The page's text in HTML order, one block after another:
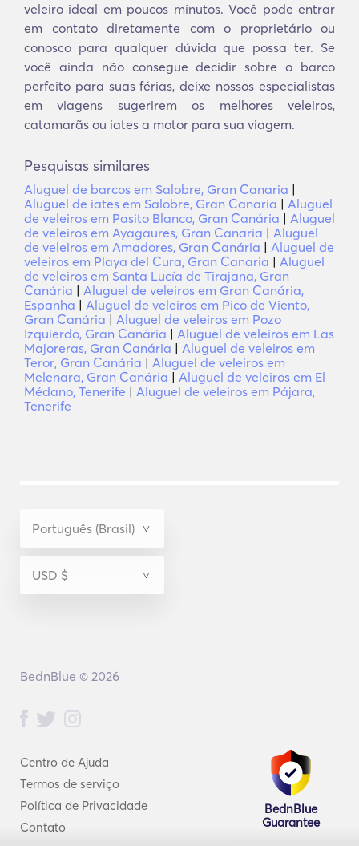
veleiro ideal em poucos minutos. Você pode entrar
em contato diretamente com o proprietário ou
conosco para qualquer dúvida que possa ter. Se
você ainda não consegue decidir sobre o barco
perfeito para suas férias, deixe nossos especialistas
em viagens sugerirem os melhores veleiros,
catamarãs ou iates a motor para sua viagem.
Pesquisas similares
Aluguel de barcos em Salobre, Gran Canaria |
Aluguel de iates em Salobre, Gran Canaria | Aluguel
de veleiros em Pasito Blanco, Gran Canária | Aluguel
de veleiros em Ayagaures, Gran Canaria | Aluguel
de veleiros em Amadores, Gran Canária | Aluguel de
veleiros em Playa del Cura, Gran Canaria | Aluguel
de veleiros em Santa Lucía de Tirajana, Gran
Canária | Aluguel de veleiros em Gran Canária,
Espanha | Aluguel de veleiros em Pico de Viento,
Gran Canária | Aluguel de veleiros em Pozo
Izquierdo, Gran Canária | Aluguel de veleiros em Las
Majoreras, Gran Canária | Aluguel de veleiros em
Teror, Gran Canária | Aluguel de veleiros em
Melenara, Gran Canária | Aluguel de veleiros em El
Médano, Tenerife | Aluguel de veleiros em Pájara,
Tenerife
Centro de Ajuda
Termos de serviço
Política de Privacidade
Contato
BednBlue
Guarantee
BednBlue © 2026